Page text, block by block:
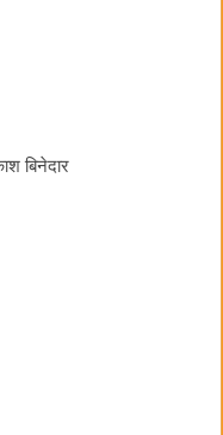
बिनेदार